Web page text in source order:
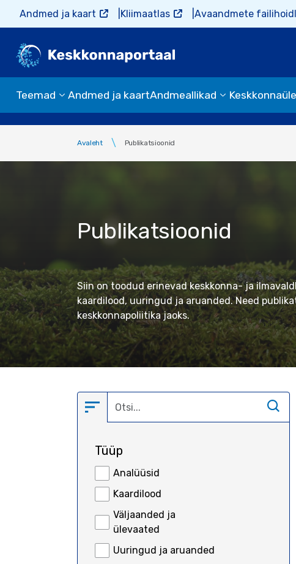
Liigu edasi põhisisu juurde
Andmed ja kaart Kliimaatlas Avaandmete
Teemad Andmed ja kaartAndmeallikad
Avaleht Publikatsioonid
Publikatsioonid
Siin on toodud erinevad keskkonna- ja
kaardilood, uuringud ja aruanded. Need
keskkonnapoliitika jaoks.
Tüüp
Analüüsid
Kaardilood
Väljaanded ja
ülevaated
Uuringud ja aruanded